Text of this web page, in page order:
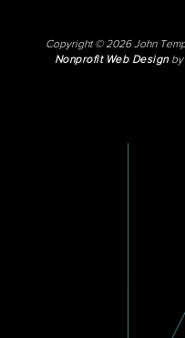
Copyright © 2026 John
Nonprofit Web Designby